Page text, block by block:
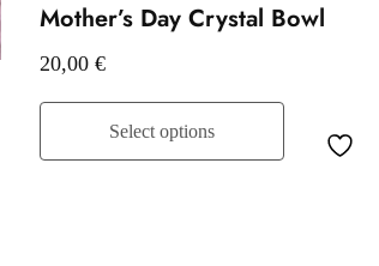
Mother’s Day Crystal Bowl
20,00 €
Select options